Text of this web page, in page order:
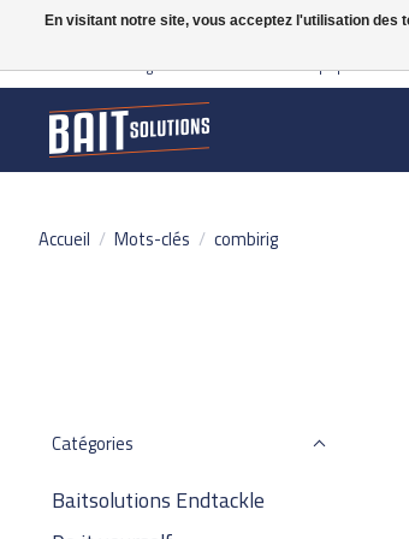
Gratis verzending vanaf 50 euro binnen NL | Op
Accueil / Mots-clés / combirig
Catégories
Baitsolutions Endtackle
En visitant notre site, vous acceptez l'utilisation des